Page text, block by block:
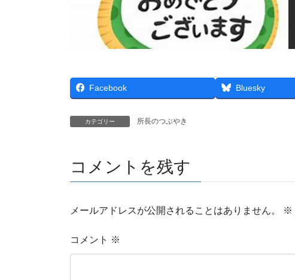
Facebook Bluesky
カテゴリー 所長のつぶやき
コメントを残す
メールアドレスが公開されることはありません。 ※
コメント ※